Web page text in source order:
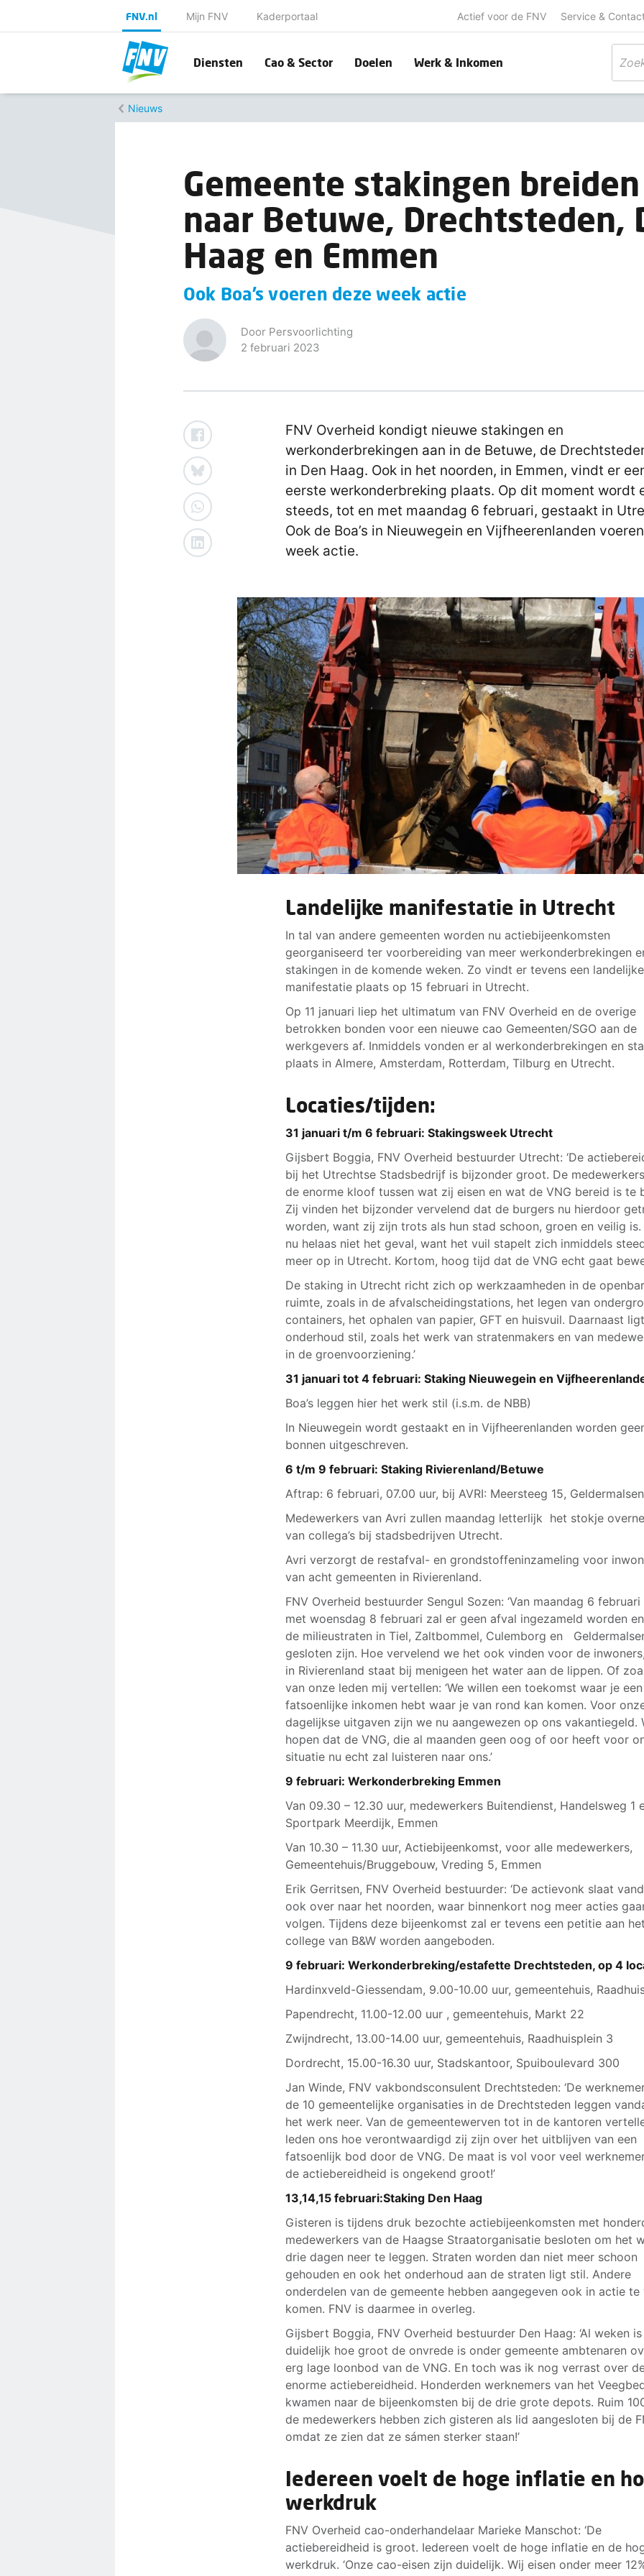
FNV.nl Mijn FNV Kaderportaal Actief voor de FNV Service &
Diensten Cao & Sector Doelen Werk & Inkomen
Nieuws
Gemeente stakingen
naar Betuwe, Drechtsteden,
Haag en Emmen
Ook Boa’s voeren deze week actie
Door Persvoorlichting
2 februari 2023
FNV Overheid kondigt nieuwe stakingen en
werkonderbrekingen aan in de Betuwe, de
in Den Haag. Ook in het noorden, in Emmen, vindt er
eerste werkonderbreking plaats. Op dit moment wordt
steeds, tot en met maandag 6 februari, gestaakt in
Ook de Boa’s in Nieuwegein en Vijfheerenlanden
week actie.
Landelijke manifestatie in Utrecht
In tal van andere gemeenten worden nu actiebijeenkomsten
georganiseerd ter voorbereiding van meer werkonderbrekingen
stakingen in de komende weken. Zo vindt er tevens een landelijke
manifestatie plaats op 15 februari in Utrecht.
Op 11 januari liep het ultimatum van FNV Overheid en de overige
betrokken bonden voor een nieuwe cao Gemeenten/SGO aan de
werkgevers af. Inmiddels vonden er al werkonderbrekingen en
plaats in Almere, Amsterdam, Rotterdam, Tilburg en Utrecht.
Locaties/tijden:
31 januari t/m 6 februari: Stakingsweek Utrecht
Gijsbert Boggia, FNV Overheid bestuurder Utrecht: ‘De
bij het Utrechtse Stadsbedrijf is bijzonder groot. De
de enorme kloof tussen wat zij eisen en wat de VNG bereid is te
Zij vinden het bijzonder vervelend dat de burgers nu hierdoor
worden, want zij zijn trots als hun stad schoon, groen en veilig
nu helaas niet het geval, want het vuil stapelt zich inmiddels
meer op in Utrecht. Kortom, hoog tijd dat de VNG echt gaat
De staking in Utrecht richt zich op werkzaamheden in de
ruimte, zoals in de afvalscheidingstations, het legen van
containers, het ophalen van papier, GFT en huisvuil. Daarnaast
onderhoud stil, zoals het werk van stratenmakers en van
in de groenvoorziening.’
31 januari tot 4 februari: Staking Nieuwegein en
Boa’s leggen hier het werk stil (i.s.m. de NBB)
In Nieuwegein wordt gestaakt en in Vijfheerenlanden worden
bonnen uitgeschreven.
6 t/m 9 februari: Staking Rivierenland/Betuwe
Aftrap: 6 februari, 07.00 uur, bij AVRI: Meersteeg 15, Geldermalsen
Medewerkers van Avri zullen maandag letterlijk het stokje
van collega’s bij stadsbedrijven Utrecht.
Avri verzorgt de restafval- en grondstoffeninzameling voor
van acht gemeenten in Rivierenland.
FNV Overheid bestuurder Sengul Sozen: ‘Van maandag 6
met woensdag 8 februari zal er geen afval ingezameld worden
de milieustraten in Tiel, Zaltbommel, Culemborg en
gesloten zijn. Hoe vervelend we het ook vinden voor de
in Rivierenland staat bij menigeen het water aan de lippen. Of
van onze leden mij vertellen: ‘We willen een toekomst waar je een
fatsoenlijke inkomen hebt waar je van rond kan komen. Voor
dagelijkse uitgaven zijn we nu aangewezen op ons vakantiegeld.
hopen dat de VNG, die al maanden geen oog of oor heeft voor
situatie nu echt zal luisteren naar ons.’
9 februari: Werkonderbreking Emmen
Van 09.30 – 12.30 uur, medewerkers Buitendienst, Handelsweg 1
Sportpark Meerdijk, Emmen
Van 10.30 – 11.30 uur, Actiebijeenkomst, voor alle medewerkers,
Gemeentehuis/Bruggebouw, Vreding 5, Emmen
Erik Gerritsen, FNV Overheid bestuurder: ‘De actievonk slaat
ook over naar het noorden, waar binnenkort nog meer acties
volgen. Tijdens deze bijeenkomst zal er tevens een petitie aan
college van B&W worden aangeboden.
9 februari: Werkonderbreking/estafette Drechtsteden, op 4
Hardinxveld-Giessendam, 9.00-10.00 uur, gemeentehuis,
Papendrecht, 11.00-12.00 uur , gemeentehuis, Markt 22
Zwijndrecht, 13.00-14.00 uur, gemeentehuis, Raadhuisplein 3
Dordrecht, 15.00-16.30 uur, Stadskantoor, Spuiboulevard 300
Jan Winde, FNV vakbondsconsulent Drechtsteden: ‘De
de 10 gemeentelijke organisaties in de Drechtsteden leggen
het werk neer. Van de gemeentewerven tot in de kantoren
leden ons hoe verontwaardigd zij zijn over het uitblijven van een
fatsoenlijk bod door de VNG. De maat is vol voor veel
de actiebereidheid is ongekend groot!’
13,14,15 februari:Staking Den Haag
Gisteren is tijdens druk bezochte actiebijeenkomsten met
medewerkers van de Haagse Straatorganisatie besloten om het
drie dagen neer te leggen. Straten worden dan niet meer schoon
gehouden en ook het onderhoud aan de straten ligt stil. Andere
onderdelen van de gemeente hebben aangegeven ook in actie te
komen. FNV is daarmee in overleg.
Gijsbert Boggia, FNV Overheid bestuurder Den Haag: ‘Al weken is
duidelijk hoe groot de onvrede is onder gemeente ambtenaren
erg lage loonbod van de VNG. En toch was ik nog verrast over
enorme actiebereidheid. Honderden werknemers van het
kwamen naar de bijeenkomsten bij de drie grote depots. Ruim
de medewerkers hebben zich gisteren als lid aangesloten bij de
omdat ze zien dat ze sámen sterker staan!’
Iedereen voelt de hoge inflatie en
werkdruk
FNV Overheid cao-onderhandelaar Marieke Manschot: ‘De
actiebereidheid is groot. Iedereen voelt de hoge inflatie en de
werkdruk. ‘Onze cao-eisen zijn duidelijk. Wij eisen onder meer